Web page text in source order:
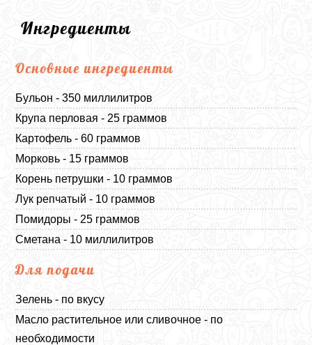
Ингредиенты
Основные ингредиенты
Бульон - 350 миллилитров
Крупа перловая - 25 граммов
Картофель - 60 граммов
Морковь - 15 граммов
Корень петрушки - 10 граммов
Лук репчатый - 10 граммов
Помидоры - 25 граммов
Сметана - 10 миллилитров
Для подачи
Зелень - по вкусу
Масло растительное или сливочное - по
необходимости